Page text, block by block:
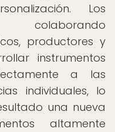
Los
colaborando
productores y
instrumentos
a las
individuales, lo
una nueva
altamente